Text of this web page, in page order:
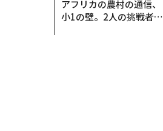
アフリカの農村の通信、
小1の壁。2人の挑戦者が